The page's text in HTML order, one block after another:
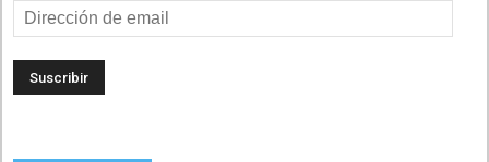
Dirección
de
email